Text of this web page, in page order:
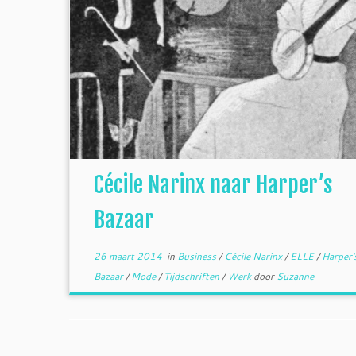
Cécile Narinx naar Harper’s
Bazaar
26 maart 2014in Business/Cécile Narinx/ELLE/
Bazaar/Mode/Tijdschriften/ WerkdoorSuzanne